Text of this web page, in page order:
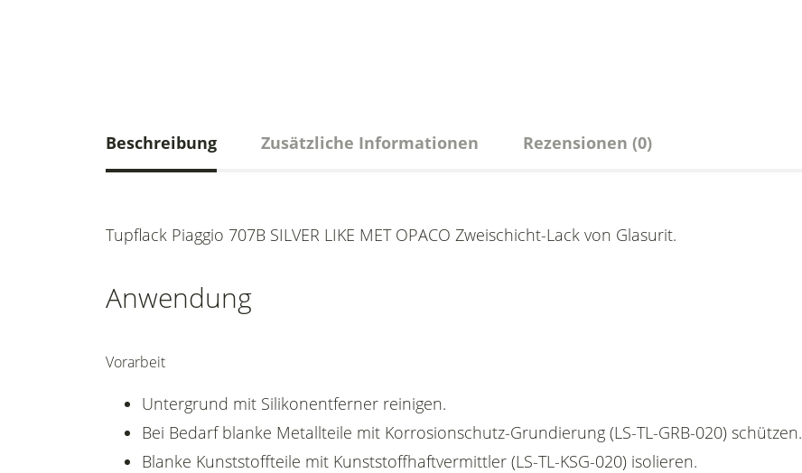
Beschreibung Zusätzliche Informationen Rezensionen (0)
Tupflack Piaggio 707B SILVER LIKE MET OPACO Zweischicht-Lack von Glasurit.
Anwendung
Vorarbeit
Untergrund mit Silikonentferner reinigen.
Bei Bedarf blanke Metallteile mit Korrosionschutz-Grundierung (LS-TL-GRB-020) schützen.
Blanke Kunststoffteile mit Kunststoffhaftvermittler (LS-TL-KSG-020) isolieren.